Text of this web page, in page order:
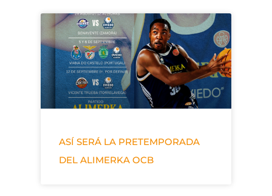
ASÍ SERÁ LA PRETEMPORADA
DEL ALIMERKA OCB